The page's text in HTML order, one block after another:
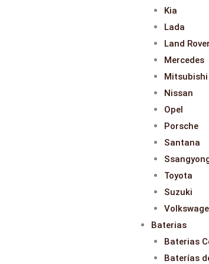
Kia
Lada
Land Rover
Mercedes
Mitsubishi
Nissan
Opel
Porsche
Santana
Toyota
Suzuki
Baterias
Baterias
Baterías